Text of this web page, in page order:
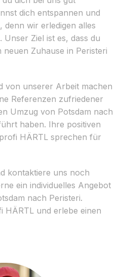
dich entspannen und
denn wir erledigen alles
Ziel ist es, dass du
Zuhause in Peristeri
von unserer Arbeit machen
Referenzen zufriedener
Umzug von Potsdam nach
haben. Ihre positiven
HÄRTL sprechen für
kontaktiere uns noch
ein individuelles Angebot
nach Peristeri.
HÄRTL und erlebe einen